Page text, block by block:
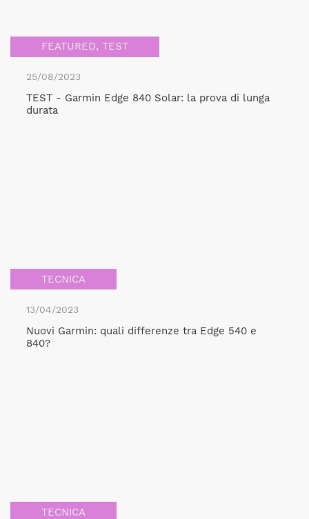
FEATURED, TEST
25/08/2023
TEST - Garmin Edge 840 Solar: la prova di lunga
durata
TECNICA
13/04/2023
Nuovi Garmin: quali differenze tra Edge 540 e
840?
TECNICA